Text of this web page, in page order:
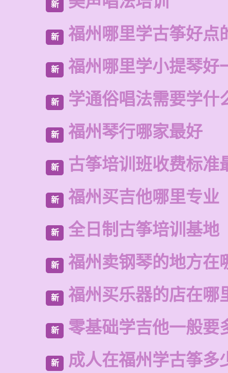
新
新 福州哪里学古筝好点
新 福州哪里学小提琴好
新 学通俗唱法需要学什
新 福州琴行哪家最好
新 古筝培训班收费标准
新 福州买吉他哪里专业
新 全日制古筝培训基地
新 福州卖钢琴的地方在
新 福州买乐器的店在哪
新 零基础学吉他一般要
新 成人在福州学古筝多